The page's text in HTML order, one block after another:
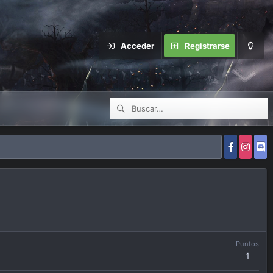
Acceder Registrarse
Puntos
1